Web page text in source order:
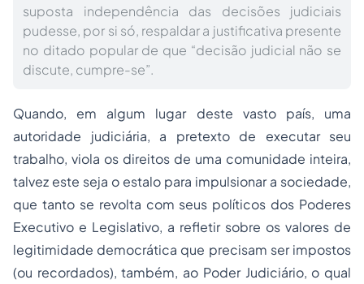
suposta independência das decisões judiciais
pudesse, por si só, respaldar a justificativa presente
no ditado popular de que “decisão judicial não se
discute, cumpre-se”.
Quando, em algum lugar deste vasto país, uma
autoridade judiciária, a pretexto de executar seu
trabalho, viola os direitos de uma comunidade inteira,
talvez este seja o estalo para impulsionar a sociedade,
que tanto se revolta com seus políticos dos Poderes
Executivo e Legislativo, a refletir sobre os valores de
legitimidade democrática que precisam ser impostos
(ou recordados), também, ao Poder Judiciário, o qual